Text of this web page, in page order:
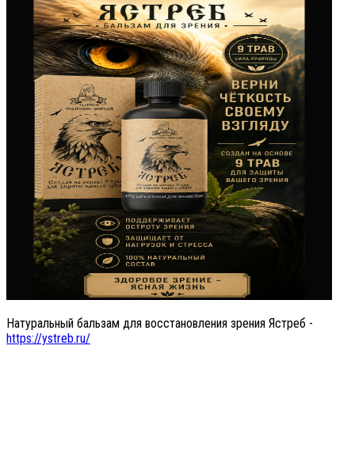
Натуральный бальзам для восстановления зрения Ястреб -
https://ystreb.ru/